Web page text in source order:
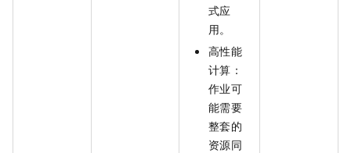
式应
用。
高性能
计算：
作业可
能需要
整套的
资源同